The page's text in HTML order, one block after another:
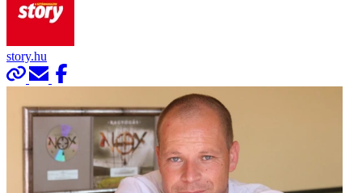
story.hu